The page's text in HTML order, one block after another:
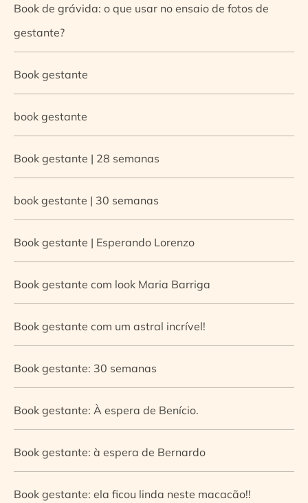
Book de grávida: o que usar no ensaio de fotos de
gestante?
Book gestante
book gestante
Book gestante | 28 semanas
book gestante | 30 semanas
Book gestante | Esperando Lorenzo
Book gestante com look Maria Barriga
Book gestante com um astral incrível!
Book gestante: 30 semanas
Book gestante: À espera de Benício.
Book gestante: à espera de Bernardo
Book gestante: ela ficou linda neste macacão!!